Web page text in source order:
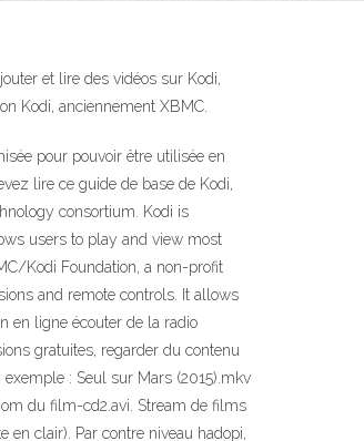
et lire des vidéos sur Kodi,
Kodi, anciennement XBMC.
pour pouvoir être utilisée en
lire ce guide de base de Kodi,
consortium. Kodi is
users to play and view most
Kodi Foundation, a non-profit
and remote controls. It allows
en ligne écouter de la radio
gratuites, regarder du contenu
: Seul sur Mars (2015).mkv
du film-cd2.avi. Stream de films
clair). Par contre niveau hadopi,